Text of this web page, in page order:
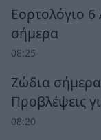
Εορτολόγιο
σήμερα
08:25
Ζώδια
Προβλέψεις
08:20